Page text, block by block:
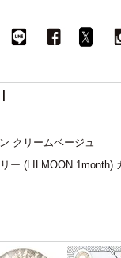
クリームベージュ
ー (LILMOON 1month)